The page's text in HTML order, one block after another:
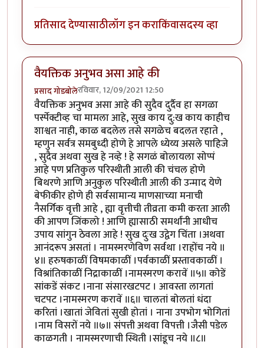
प्रतिसाद देण्यासाठीलॉग इन कराकिंवासदस्य व्हा
वैयक्तिक अनुभव असा आहे की
प्रसाद गोडबोलेरविवार, 12/09/2021 12:50
वैयक्तिक अनुभव असा आहे की सुदैव दुर्दैव हा सगळा
पर्स्पेक्टीव्ह चा मामला आहे, सुख काय दु:ख काय काहीच
शाश्वत नाही, काळ बदलेल तसे सगळेच बदलत रहाते ,
म्हणुन सर्वत्र समबुध्दी होणे हे आपले ध्येय्य असले पाहिजे
, सुदैव अथवा सुख हे नव्हे ! हे सगळं बोलायला सोप्पं
आहे पण प्रतिकुल परिस्थीती आली की चंचल होणे
बिथरणे आणि अनुकुल परिस्थीती आली की उन्माद येणे
बेफीकीर होणे ही सर्वसामान्य माणसाच्या मनाची
नैसर्गिक वृत्ती आहे , ह्या वृत्तीची तीव्रता कमी करता आली
की आपण जिंकलो ! आणि ह्यासाठी समर्थांनी आधीच
उपाय सांगुन ठेवला आहे ! सुख दुःख उद्वेग चिंता ।अथवा
आनंदरूप असतां । नामस्मरणेविण सर्वथा ।राहोंच नये ॥
४॥ हरुषकाळीं विषमकाळीं ।पर्वकाळीं प्रस्तावकाळीं ।
विश्रांतिकाळीं निद्राकाळीं ।नामस्मरण करावें ॥५॥ कोडें
सांकडें संकट ।नाना संसारखटपट । आवस्ता लागतां
चटपट ।नामस्मरण करावें ॥६॥ चालतां बोलतां धंदा
करितां ।खातां जेवितां सुखी होतां । नाना उपभोग भोगितां
।नाम विसरों नये ॥७॥ संपत्ती अथवा विपत्ती ।जैसी पडेल
काळगती । नामस्मरणाची स्थिती ।सांडूच नये ॥८॥